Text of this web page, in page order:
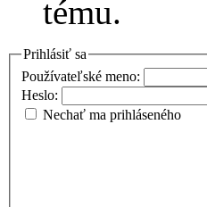
tému.
Prihlásiť sa
Používateľské meno:
Heslo:
Nechať ma prihláseného